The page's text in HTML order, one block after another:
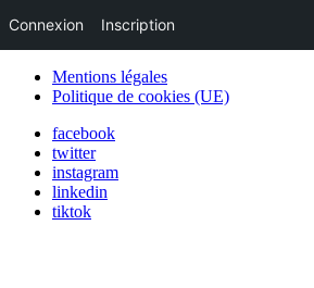
Mentions légales
Politique de cookies (UE)
facebook
twitter
instagram
linkedin
tiktok
Connexion Inscription